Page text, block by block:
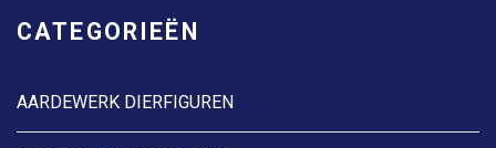
CATEGORIEËN
AARDEWERK DIERFIGUREN